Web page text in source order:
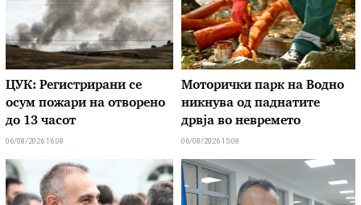
ЦУК: Регистрирани се
осум пожари на отворено
до 13 часот
06/08/2026 16:08
Моторички парк на Водно
никнува од паднатите
дрвја во невремето
06/08/2026 15:08